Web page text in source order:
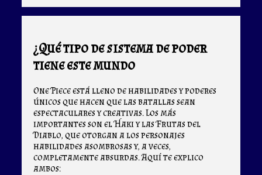
¿Qué tipo de sistema de poder
tiene este mundo
One Piece está lleno de habilidades y poderes
únicos que hacen que las batallas sean
espectaculares y creativas. Los más
importantes son el Haki y las Frutas del
Diablo, que otorgan a los personajes
habilidades asombrosas y, a veces,
completamente absurdas. Aquí te explico
ambos: